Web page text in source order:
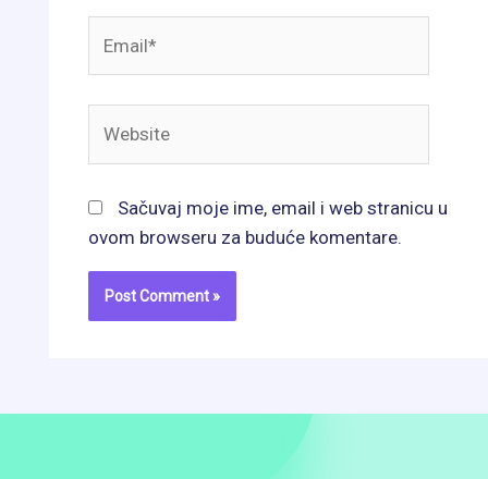
Sačuvaj moje ime, email i web stranicu u
ovom browseru za buduće komentare.